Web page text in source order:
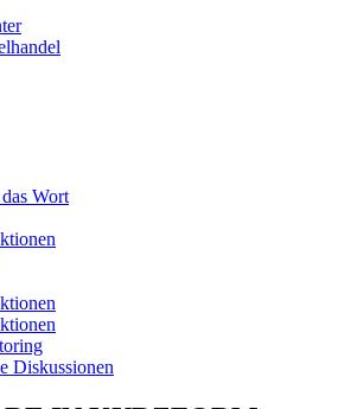
Wort
Diskussionen